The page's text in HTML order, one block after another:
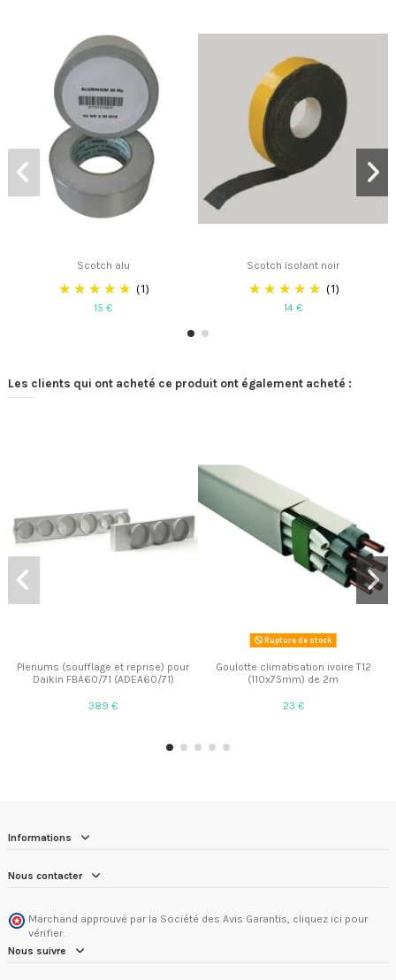
Scotch alu
(1)
15 €
Scotch isolant noir
(1)
14 €
Les clients qui ont acheté ce produit ont également acheté :
Plenums (soufflage et reprise) pour
Daikin FBA60/71 (ADEA60/71)
389 €
Rupture de stock
Goulotte climatisation ivoire T12
(110x75mm) de 2m
23 €
Informations
Nous contacter
Marchand approuvé par la Société des Avis Garantis, cliquez ici pour
vérifier.
Nous suivre